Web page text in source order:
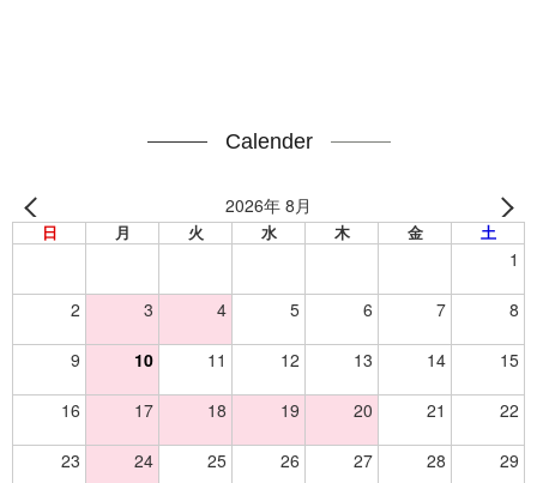
Calender
2026年 8月
日 月 火 水 木 金 土
1
2 3 4 5 6 7 8
9 10 11 12 13 14 15
16 17 18 19 20 21 22
23 24 25 26 27 28 29